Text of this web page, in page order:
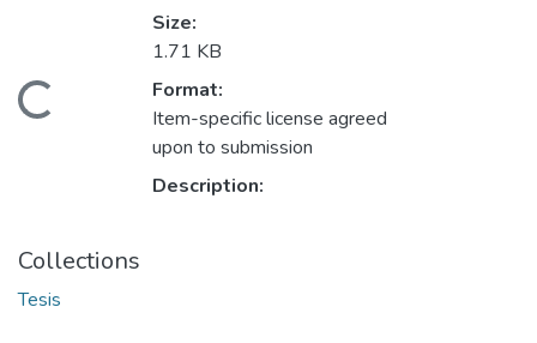
Size:
1.71 KB
Format:
Item-specific license agreed
upon to submission
Description:
Collections
Tesis